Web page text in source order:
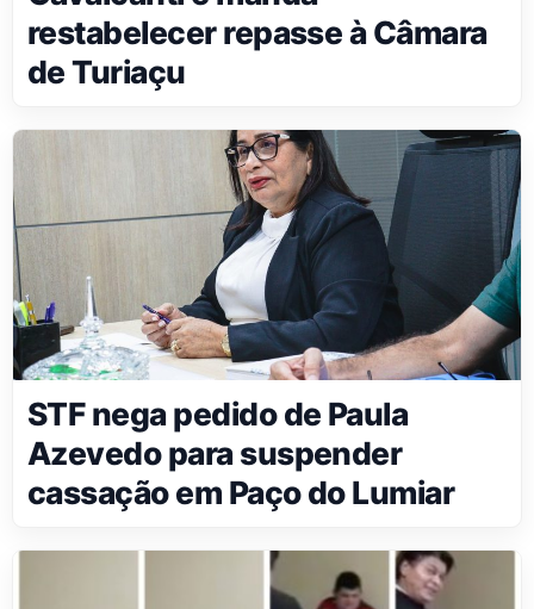
restabelecer repasse à Câmara
de Turiaçu
STF nega pedido de Paula
Azevedo para suspender
cassação em Paço do Lumiar